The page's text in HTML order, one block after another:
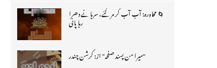
🌀 محاورہ: آب آب کر مر گئے، سرہانے دھرا
رہا پانی
"میرا من پسند صفحہ" از: کرشن چندر